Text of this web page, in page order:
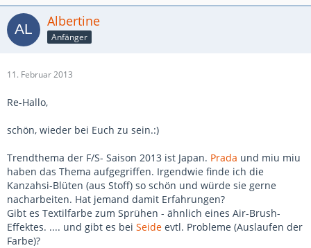
Albertine
Anfänger
11. Februar 2013
Re-Hallo,
schön, wieder bei Euch zu sein.:)
Trendthema der F/S- Saison 2013 ist Japan. Prada und miu miu
haben das Thema aufgegriffen. Irgendwie finde ich die
Kanzahsi-Blüten (aus Stoff) so schön und würde sie gerne
nacharbeiten. Hat jemand damit Erfahrungen?
Gibt es Textilfarbe zum Sprühen - ähnlich eines Air-Brush-
Effektes. .... und gibt es bei Seide evtl. Probleme (Auslaufen der
Farbe)?